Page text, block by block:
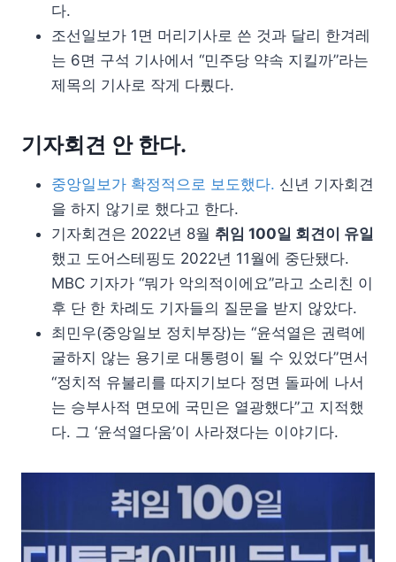
다.
조선일보가 1면 머리기사로 쓴 것과 달리 한겨레
는 6면 구석 기사에서 “민주당 약속 지킬까”라는
제목의 기사로 작게 다뤘다.
기자회견 안 한다.
중앙일보가 확정적으로 보도했다. 신년 기자회견
을 하지 않기로 했다고 한다.
기자회견은 2022년 8월 취임 100일 회견이 유일
했고 도어스테핑도 2022년 11월에 중단됐다.
MBC 기자가 “뭐가 악의적이에요”라고 소리친 이
후 단 한 차례도 기자들의 질문을 받지 않았다.
최민우(중앙일보 정치부장)는 “윤석열은 권력에
굴하지 않는 용기로 대통령이 될 수 있었다”면서
“정치적 유불리를 따지기보다 정면 돌파에 나서
는 승부사적 면모에 국민은 열광했다”고 지적했
다. 그 ‘윤석열다움’이 사라졌다는 이야기다.